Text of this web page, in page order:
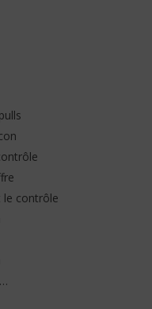
le contrôle